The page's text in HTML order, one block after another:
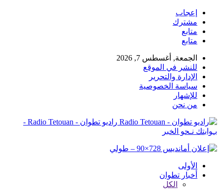
إعجاب
مشترك
متابع
متابع
الجمعة, أغسطس 7, 2026
للنشر في الموقع
الإدارة والتحرير
سياسة الخصوصية
للإشهار
من نحن
راديو تطوان - Radio Tetouan -
بـوابتك نـحو الخبر
الأولى
أخبار تطوان
الكل